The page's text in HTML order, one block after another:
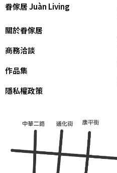
眷傢居 Juàn Living
關於眷傢居
商務洽談
作品集
隱私權政策